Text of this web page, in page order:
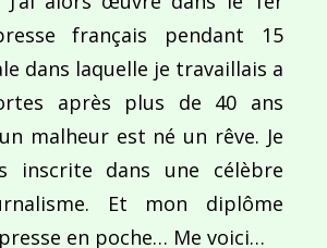
français pendant 15
dans laquelle je travaillais a
après plus de 40 ans
malheur est né un rêve. Je
inscrite dans une célèbre
Et mon diplôme
en poche… Me voici…